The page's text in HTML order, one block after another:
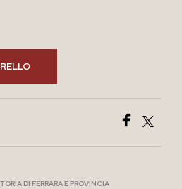
DI FERRARA E PROVINCIA